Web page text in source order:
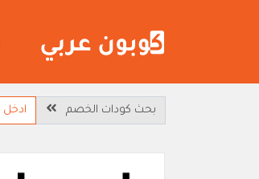
بحث كودات الخصم